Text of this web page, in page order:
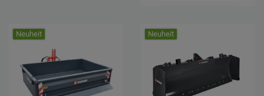
Neuheit Neuheit